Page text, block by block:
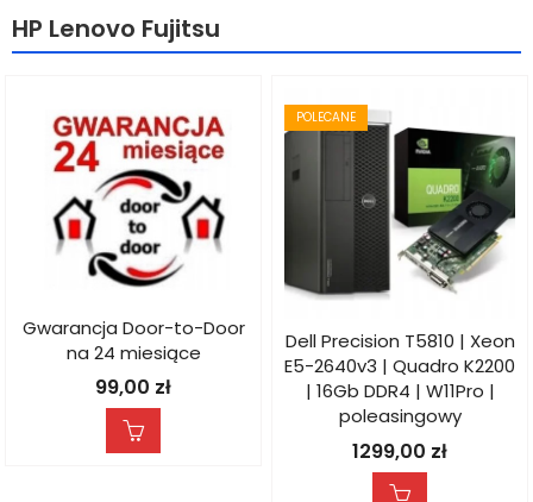
HP Lenovo Fujitsu
Gwarancja Door-to-Door
na 24 miesiące
99,00 zł
POLECANE
Dell Precision T5810 | Xeon
E5-2640v3 | Quadro K2200
| 16Gb DDR4 | W11Pro |
poleasingowy
1299,00 zł